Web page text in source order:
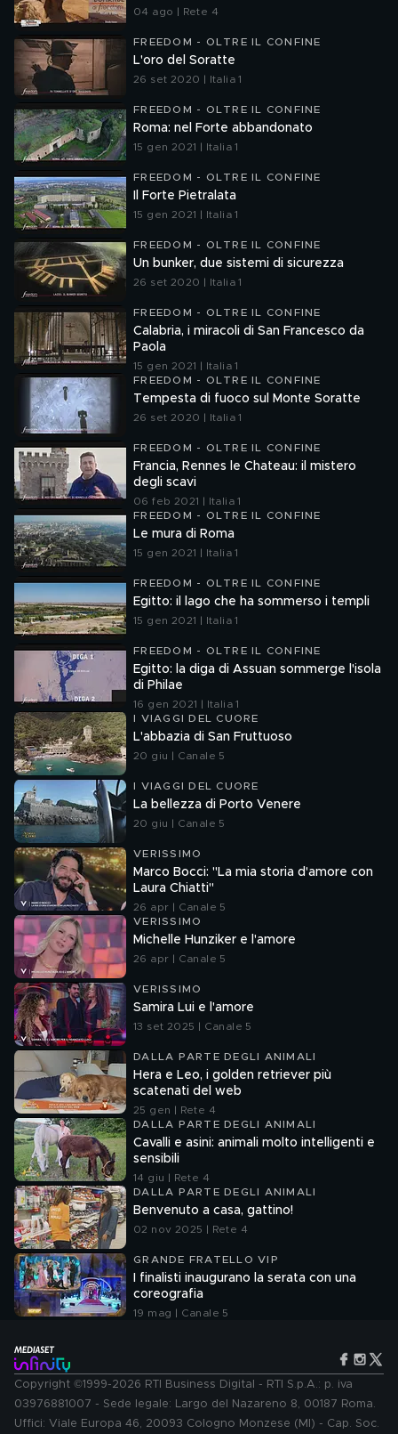
04 ago | Rete 4
FREEDOM - OLTRE IL CONFINE
L'oro del Soratte
26 set 2020 | Italia 1
FREEDOM - OLTRE IL CONFINE
Roma: nel Forte abbandonato
15 gen 2021 | Italia 1
FREEDOM - OLTRE IL CONFINE
Il Forte Pietralata
15 gen 2021 | Italia 1
FREEDOM - OLTRE IL CONFINE
Un bunker, due sistemi di sicurezza
26 set 2020 | Italia 1
FREEDOM - OLTRE IL CONFINE
Calabria, i miracoli di San Francesco da
Paola
15 gen 2021 | Italia 1
FREEDOM - OLTRE IL CONFINE
Tempesta di fuoco sul Monte Soratte
26 set 2020 | Italia 1
FREEDOM - OLTRE IL CONFINE
Francia, Rennes le Chateau: il mistero
degli scavi
06 feb 2021 | Italia 1
FREEDOM - OLTRE IL CONFINE
Le mura di Roma
15 gen 2021 | Italia 1
FREEDOM - OLTRE IL CONFINE
Egitto: il lago che ha sommerso i templi
15 gen 2021 | Italia 1
FREEDOM - OLTRE IL CONFINE
Egitto: la diga di Assuan sommerge l'isola
di Philae
16 gen 2021 | Italia 1
I VIAGGI DEL CUORE
L'abbazia di San Fruttuoso
20 giu | Canale 5
I VIAGGI DEL CUORE
La bellezza di Porto Venere
20 giu | Canale 5
VERISSIMO
Marco Bocci: "La mia storia d'amore con
Laura Chiatti"
26 apr | Canale 5
VERISSIMO
Michelle Hunziker e l'amore
26 apr | Canale 5
VERISSIMO
Samira Lui e l'amore
13 set 2025 | Canale 5
DALLA PARTE DEGLI ANIMALI
Hera e Leo, i golden retriever più
scatenati del web
25 gen | Rete 4
DALLA PARTE DEGLI ANIMALI
Cavalli e asini: animali molto intelligenti e
sensibili
14 giu | Rete 4
DALLA PARTE DEGLI ANIMALI
Benvenuto a casa, gattino!
02 nov 2025 | Rete 4
GRANDE FRATELLO VIP
I finalisti inaugurano la serata con una
coreografia
19 mag | Canale 5
Copyright ©1999-2026 RTI Business Digital - RTI S.p.A.: p. iva
03976881007 - Sede legale: Largo del Nazareno 8, 00187 Roma.
Uffici: Viale Europa 46, 20093 Cologno Monzese (MI) - Cap. Soc.